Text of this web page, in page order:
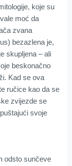
koje su
moć da
zvana
bezazlena je,
skupljena – ali
beskonačno
Kad se ova
ručice kao da se
zvijezde se
svoje
odsto sunčeve